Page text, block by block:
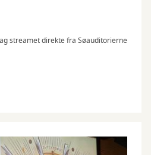
streamet direkte fra Søauditorierne